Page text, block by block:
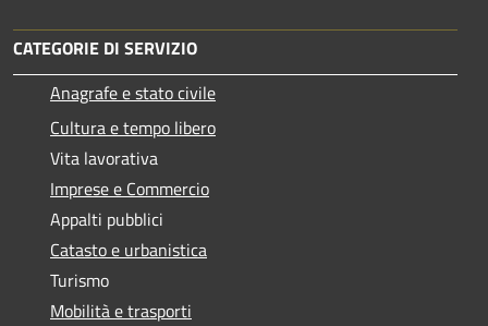
CATEGORIE DI SERVIZIO
Anagrafe e stato civile
Cultura e tempo libero
Vita lavorativa
Imprese e Commercio
Appalti pubblici
Catasto e urbanistica
Turismo
Mobilità e trasporti